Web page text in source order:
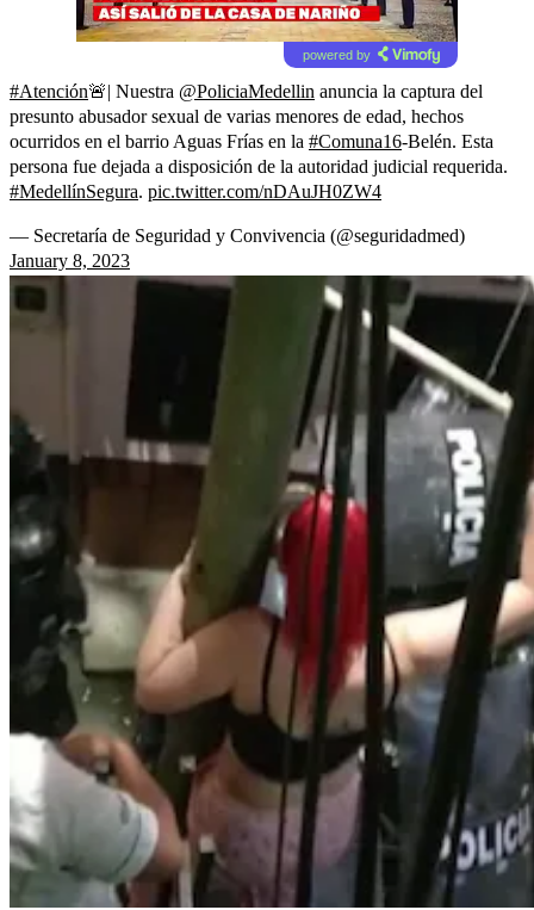
powered by
#Atención🚨| Nuestra @PoliciaMedellin anuncia la captura del
presunto abusador sexual de varias menores de edad, hechos
ocurridos en el barrio Aguas Frías en la #Comuna16-Belén. Esta
persona fue dejada a disposición de la autoridad judicial requerida.
#MedellínSegura. pic.twitter.com/nDAuJH0ZW4
— Secretaría de Seguridad y Convivencia (@seguridadmed)
January 8, 2023